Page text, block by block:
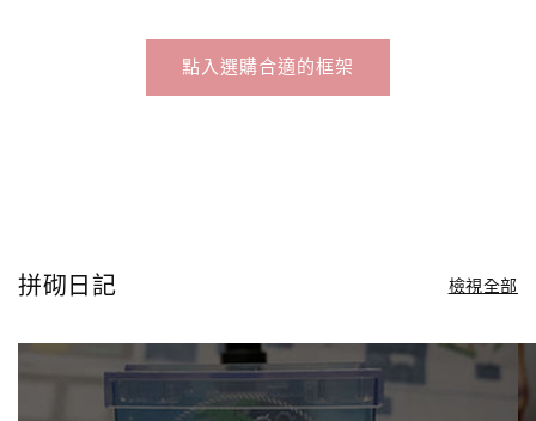
點入選購合適的框架
拼砌日記 檢視全部